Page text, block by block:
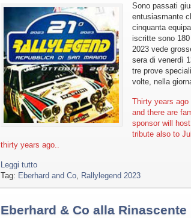
Sono passati
entusiasmante
cinquanta
iscritte sono
2023 vede
sera di venerdì
tre prove
volte, nella
Thirty years
and there are
sponsor will
tribute also to
thirty years ago..
Leggi tutto
Tag: Eberhard and Co Rallylegend 2023
Eberhard & Co alla Rinascente